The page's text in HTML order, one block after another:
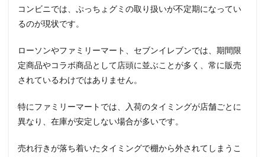
コンビニでは、ぷっちょグミの取り扱いが不定期になってい
るのが現状です。
ローソンやファミリーマート、セブンイレブンでは、期間限
定商品やコラボ商品として店頭に並ぶことが多く、常に販売
されているわけではありません。
特にファミリーマートでは、入荷のタイミングが店舗ごとに
異なり、在庫が安定しない場合が多いです。
売れ行きが落ち着いたタイミングで棚から外されてしまうこ